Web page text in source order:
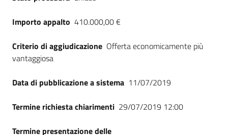
Importo appalto 410.000,00 €
Criterio di aggiudicazione Offerta economicamente più
vantaggiosa
Data di pubblicazione a sistema 11/07/2019
Termine richiesta chiarimenti 29/07/2019 12:00
Termine presentazione delle